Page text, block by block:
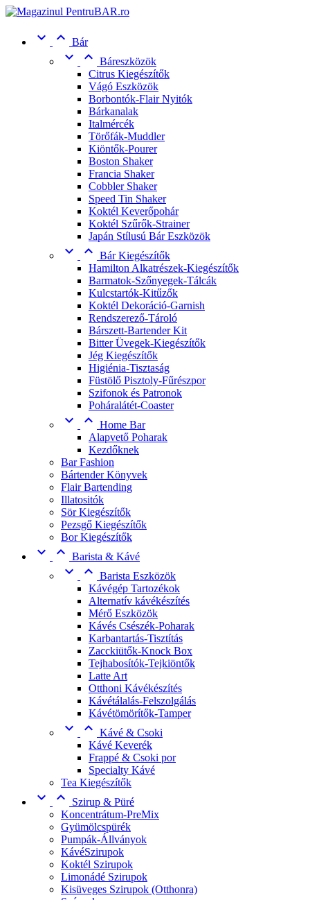
  Bár
  Báreszközök
Citrus Kiegészítők
Vágó Eszközök
Borbontók-Flair Nyitók
Bárkanalak
Italmércék
Törőfák-Muddler
Kiöntők-Pourer
Boston Shaker
Francia Shaker
Cobbler Shaker
Speed Tin Shaker
Koktél Keverőpohár
Koktél Szűrők-Strainer
Japán Stílusú Bár Eszközök
  Bár Kiegészítők
Hamilton Alkatrészek-Kiegészítők
Barmatok-Szőnyegek-Tálcák
Kulcstartók-Kitűzők
Koktél Dekoráció-Garnish
Rendszerező-Tároló
Bárszett-Bartender Kit
Bitter Üvegek-Kiegészítők
Jég Kiegészítők
Higiénia-Tisztaság
Füstölő Pisztoly-Fűrészpor
Szifonok és Patronok
Poháralátét-Coaster
  Home Bar
Alapvető Poharak
Kezdőknek
Bar Fashion
Bártender Könyvek
Flair Bartending
Illatositók
Sör Kiegészítők
Pezsgő Kiegészítők
Bor Kiegészítők
  Barista & Kávé
  Barista Eszközök
Kávégép Tartozékok
Alternatív kávékészítés
Mérő Eszközök
Kávés Csészék-Poharak
Karbantartás-Tisztítás
Zacckiütők-Knock Box
Tejhabosítók-Tejkiöntők
Latte Art
Otthoni Kávékészítés
Kávétálalás-Felszolgálás
Kávétömörítők-Tamper
  Kávé & Csoki
Kávé Keverék
Frappé & Csoki por
Specialty Kávé
Tea Kiegészítők
 
Szirup & Püré
Koncentrátum-PreMix
Gyümölcspürék
Pumpák-Állványok
KávéSzirupok
Koktél Szirupok
Limonádé Szirupok
Kisüveges Szirupok (Otthonra)